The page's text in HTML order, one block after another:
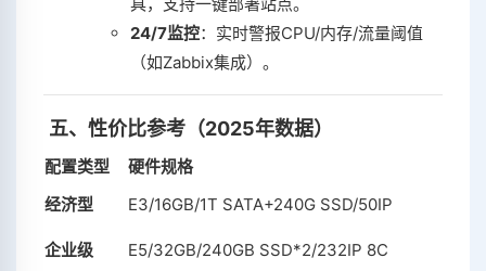
24/7监控‌：实时警报CPU/内存/流量阈值
（如Zabbix集成）。
五、性价比参考（2025年数据）
配置类型
硬件规格
经济型
E3/16GB/1T SATA+240G SSD/50IP
企业级 E5/32GB/240GB SSD*2/232IP 8C